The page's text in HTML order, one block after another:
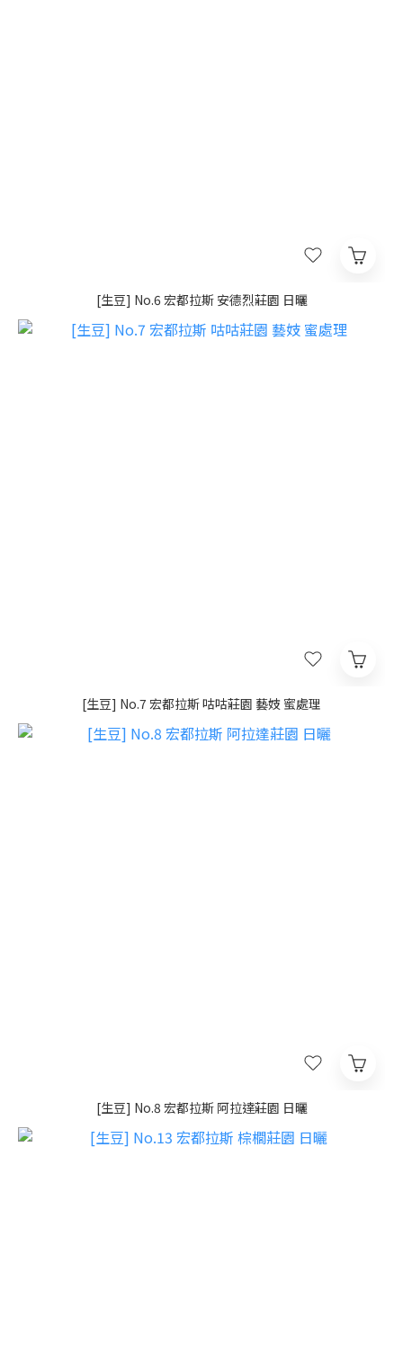
[生豆] No.6 宏都拉斯 安德烈莊園 日曬
[生豆] No.7 宏都拉斯 咕咕莊園 藝妓 蜜處理
[生豆] No.8 宏都拉斯 阿拉達莊園 日曬